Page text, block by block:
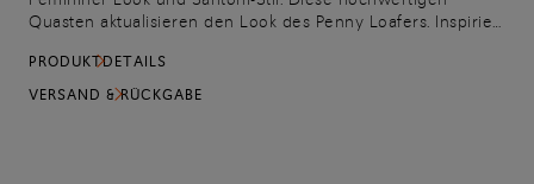
Quasten aktualisieren den Look des Penny Loafers. Inspiriert
Materialien gefertigt, die von Meisterhandwerkern gekonnt
verarbeitet werden – kleine Meisterwerke voller Charme,
PRODUKTDETAILS
VERSAND & RÜCKGABE